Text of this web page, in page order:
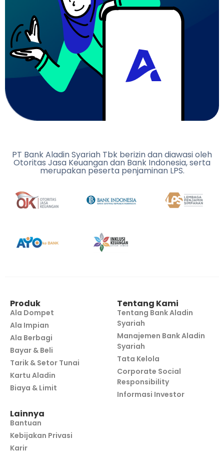
PT Bank Aladin Syariah Tbk berizin dan diawasi oleh
Otoritas Jasa Keuangan dan Bank Indonesia, serta
merupakan peserta penjaminan LPS.
Produk
Ala Dompet
Ala Impian
Ala Berbagi
Bayar & Beli
Tarik & Setor Tunai
Kartu Aladin
Biaya & Limit
Tentang Kami
Tentang Bank Aladin
Syariah
Manajemen Bank Aladin
Syariah
Tata Kelola
Corporate Social
Responsibility
Informasi Investor
Lainnya
Bantuan
Kebijakan Privasi
Karir